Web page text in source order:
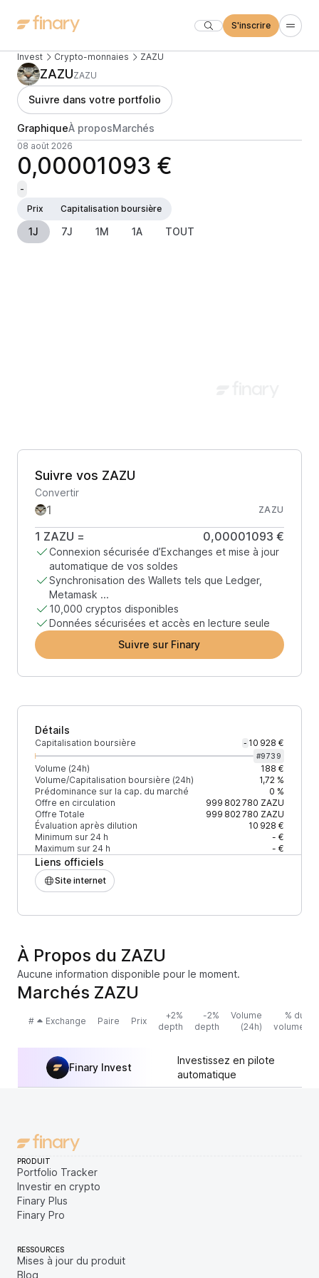
S'inscrire
Invest Crypto-monnaies ZAZU
ZAZUZAZU
Suivre dans votre portfolio
GraphiqueÀ proposMarchés
08 août 2026
0,00001093 €
-
Prix
Capitalisation boursière
1J 7J 1M 1A TOUT
Suivre vos ZAZU
Convertir
ZAZU
1 ZAZU = 0,00001093 €
Connexion sécurisée d’Exchanges et mise à jour
automatique de vos soldes
Synchronisation des Wallets tels que Ledger,
Metamask ...
10,000 cryptos disponibles
Données sécurisées et accès en lecture seule
Suivre sur Finary
Détails
Capitalisation boursière - 10 928 €
#9739
Volume (24h)
188 €
Volume/Capitalisation boursière (24h)
1,72 %
Prédominance sur la cap. du marché
0 %
Offre en circulation
999 802 780 ZAZU
Offre Totale
999 802 780 ZAZU
Évaluation après dilution
10 928 €
Minimum sur 24 h
- €
Maximum sur 24 h
- €
Liens officiels
Site internet
À Propos du ZAZU
Aucune information disponible pour le moment.
Marchés ZAZU
# Exchange Paire Prix
+2%
depth
-2%
depth
Volume
(24h)
% du
volume
Finary Invest
Investissez en pilote
automatique
PRODUIT
Portfolio Tracker
Investir en crypto
Finary Plus
Finary Pro
RESSOURCES
Mises à jour du produit
Blog